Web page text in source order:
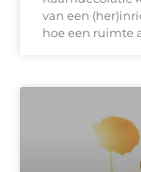
van een
hoe een ruimte